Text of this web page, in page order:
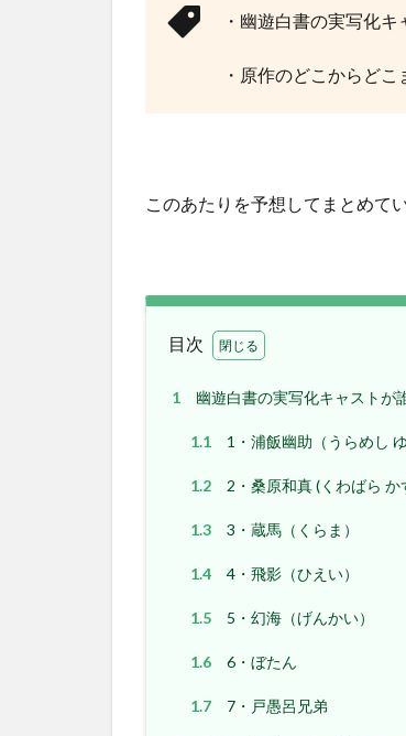
・幽遊白書の実写化
・原作のどこからどこ
このあたりを予想してまとめて
目次
1 幽遊白書の実写化キャストが
1.1 1・浦飯幽助（うらめし ゆ
1.2 2・桑原和真 (くわばら か
1.3 3・蔵馬（くらま）
1.4 4・飛影（ひえい）
1.5 5・幻海（げんかい）
1.6 6・ぼたん
1.7 7・戸愚呂兄弟